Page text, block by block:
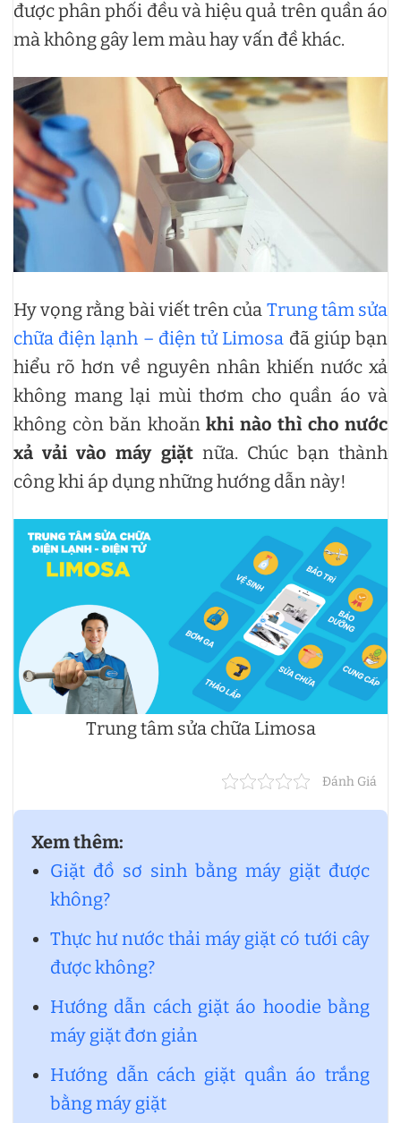
được phân phối đều và hiệu quả trên quần áo
mà không gây lem màu hay vấn đề khác.
Hy vọng rằng bài viết trên của Trung tâm sửa
chữa điện lạnh – điện tử Limosa đã giúp bạn
hiểu rõ hơn về nguyên nhân khiến nước xả
không mang lại mùi thơm cho quần áo và
không còn băn khoăn khi nào thì cho nước
xả vải vào máy giặt nữa. Chúc bạn thành
công khi áp dụng những hướng dẫn này!
Trung tâm sửa chữa Limosa
Đánh Giá
Xem thêm:
Giặt đồ sơ sinh bằng máy giặt được
không?
Thực hư nước thải máy giặt có tưới cây
được không?
Hướng dẫn cách giặt áo hoodie bằng
máy giặt đơn giản
Hướng dẫn cách giặt quần áo trắng
bằng máy giặt